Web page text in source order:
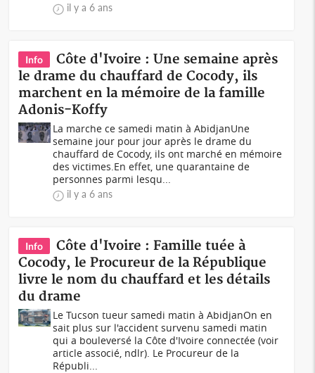
il y a 6 ans
Info
Côte d'Ivoire : Une semaine après
le drame du chauffard de Cocody, ils
marchent en la mémoire de la famille
Adonis-Koffy
La marche ce samedi matin à AbidjanUne
semaine jour pour jour après le drame du
chauffard de Cocody, ils ont marché en mémoire
des victimes.En effet, une quarantaine de
personnes parmi lesqu...
il y a 6 ans
Info
Côte d'Ivoire : Famille tuée à
Cocody, le Procureur de la République
livre le nom du chauffard et les détails
du drame
Le Tucson tueur samedi matin à AbidjanOn en
sait plus sur l'accident survenu samedi matin
qui a bouleversé la Côte d'Ivoire connectée (voir
article associé, ndlr). Le Procureur de la
Républi...